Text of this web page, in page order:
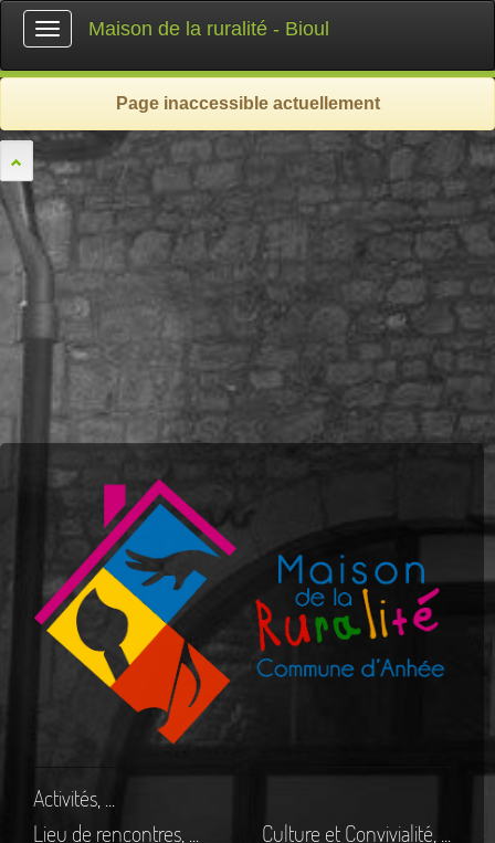
Toggle
navigation
Maison de la ruralité - Bioul
Page inaccessible actuellement
Activités, ...
Lieu de rencontres, ...
Culture et Convivialité, ...